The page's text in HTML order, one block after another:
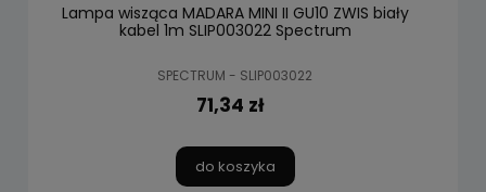
Lampa wisząca MADARA MINI II GU10 ZWIS biały
kabel 1m SLIP003022 Spectrum
SPECTRUM - SLIP003022
71,34 zł
do koszyka